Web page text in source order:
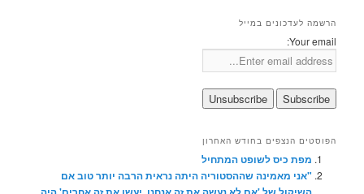
הרשמה לעדכונים במייל
Your email:
הפוסטים הנצפים בחודש האחרון
מפת כיס לשופט המתחיל
"אני מאמינה שההסטוריה היתה נראית הרבה יותר טוב אם